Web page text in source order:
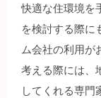
快適な住環境を
を検討する際に
ム会社の利用が
考える際には、
してくれる専門